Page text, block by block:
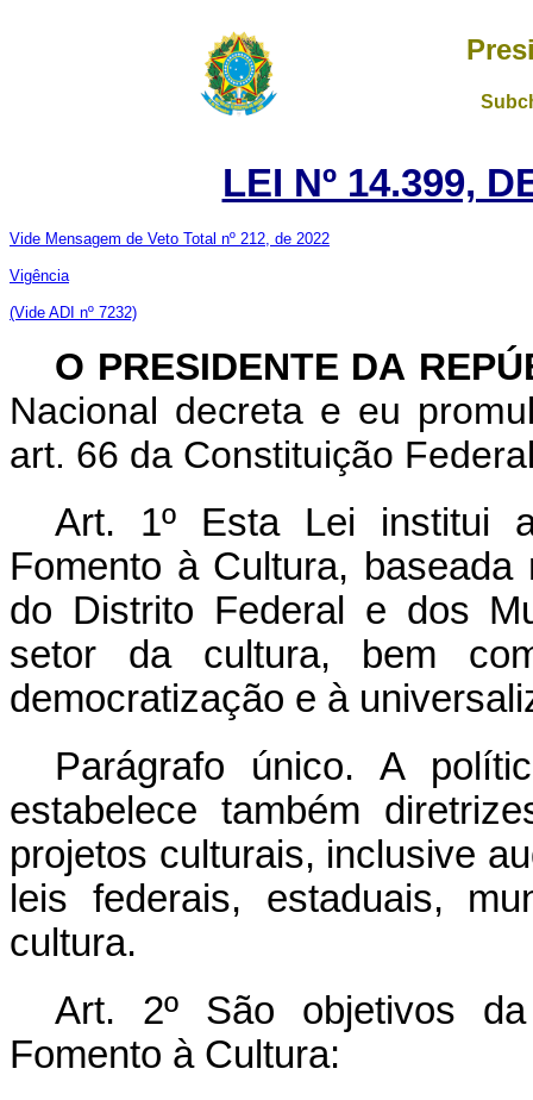
LEI Nº 14.399,
Vide Mensagem de Veto Total nº 212, de 2022
Vigência
(Vide ADI nº 7232)
O PRESIDENTE DA
Nacional decreta e eu
art. 66 da Constituição
Art. 1º Esta Lei institui
Fomento à Cultura,
do Distrito Federal e dos
setor da cultura, bem
democratização e à
Parágrafo único. A
estabelece também
projetos culturais, inclusive
leis federais, estaduais,
cultura.
Art. 2º São objetivos
Fomento à Cultura: